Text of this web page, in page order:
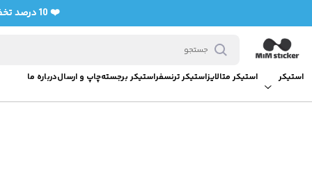
❤️ 10 درصد تخفیف برای خرید اولی ها با کد تخفیف bedifferent (فعال سازی با سفارش حداقل 7 استیکر)❤️
استیکر استیکر متالایزاستیکر ترنسفراستیکر برجستهچاپ و ارسالدرباره ما